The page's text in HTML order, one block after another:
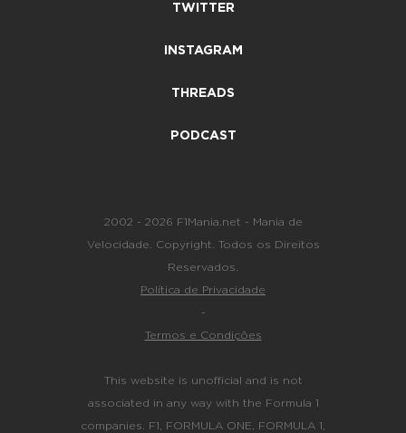
TWITTER
INSTAGRAM
THREADS
PODCAST
2002 - 2026 F1Mania.net - Mania de
Velocidade. Copyright. Todos os Direitos
Reservados.
Política de Privacidade
-
Termos e Condições
This website is unofficial and is not
associated in any way with the Formula 1
companies. F1, FORMULA ONE, FORMULA 1,